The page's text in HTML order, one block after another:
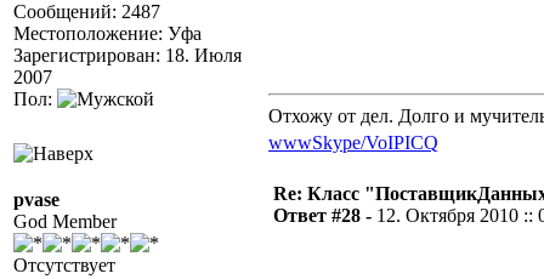
Сообщений: 2487
Местоположение: Уфа
Зарегистрирован: 18. Июля
2007
Пол:
Отхожу от дел. Долго и
wwwSkype/VoIPICQ
pvase
God Member
Отсутствует
Re: Класс
Ответ #28 - 12. Октября 2010 ::